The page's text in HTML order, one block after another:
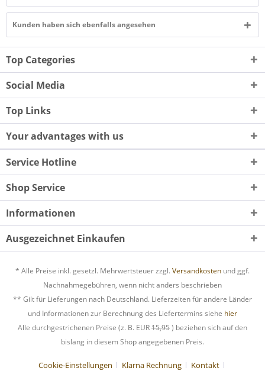
Kunden haben sich ebenfalls angesehen
Top Categories
Social Media
Top Links
Your advantages with us
Service Hotline
Shop Service
Informationen
Ausgezeichnet Einkaufen
* Alle Preise inkl. gesetzl. Mehrwertsteuer zzgl. Versandkosten und ggf.
Nachnahmegebühren, wenn nicht anders beschrieben
** Gilt für Lieferungen nach Deutschland. Lieferzeiten für andere Länder
und Informationen zur Berechnung des Liefertermins siehe hier
Alle durchgestrichenen Preise (z. B. EUR15,95) beziehen sich auf den
bislang in diesem Shop angegebenen Preis.
Cookie-Einstellungen Klarna Rechnung Kontakt